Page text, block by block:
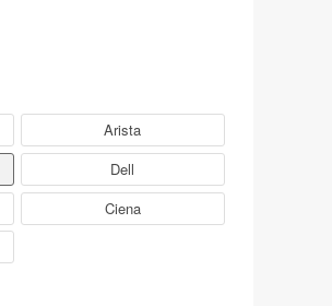
Arista
Dell
Ciena